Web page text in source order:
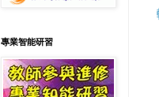
專業智能研習